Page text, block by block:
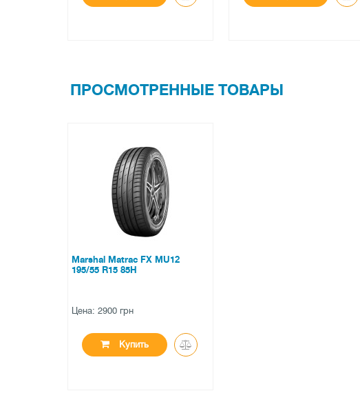
ПРОСМОТРЕННЫЕ ТОВАРЫ
Marshal Matrac FX MU12
195/55 R15 85H
Цена: 2900 грн
Купить